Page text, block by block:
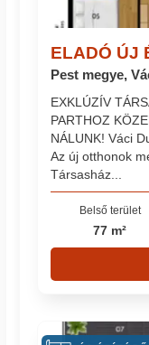
ELADÓ ÚJ
Pest megye,
EXKLÚZÍV
PARTHOZ
NÁLUNK! Váci
Az új otthonok
Társasház...
Belső terület
77 m²